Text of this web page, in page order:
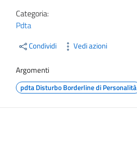
Categoria:
Pdta
Condividi Vedi azioni
Argomenti
pdta Disturbo Borderline di Personalità